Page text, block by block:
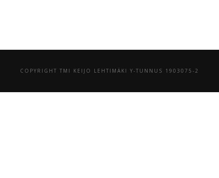
COPYRIGHT TMI KEIJO LEHTIMÄKI Y-TUNNUS 1903075-2